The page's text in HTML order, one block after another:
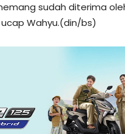
sudah diterima
Wahyu.(din/bs)